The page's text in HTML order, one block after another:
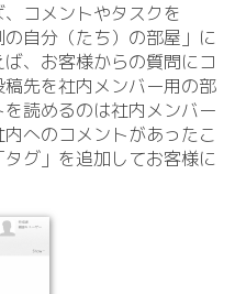
コメントやタスクを
の自分（たち）の部屋」に
、お客様からの質問にコ
先を社内メンバー用の部
読めるのは社内メンバー
へのコメントがあったこ
グ」を追加してお客様に